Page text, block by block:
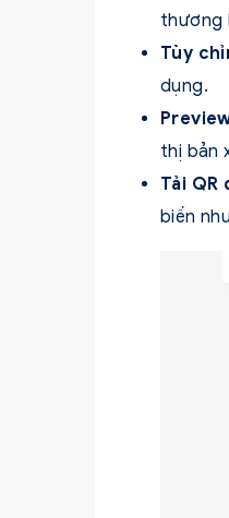
thương
Tùy
dụng.
thị bản
Tải QR
biến